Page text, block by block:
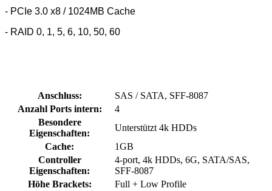
- PCIe 3.0 x8 / 1024MB Cache
- RAID 0, 1, 5, 6, 10, 50, 60
Anschluss:
SAS / SATA, SFF-8087
Anzahl Ports intern:
4
Besondere
Eigenschaften:
Unterstützt 4k HDDs
Cache:
1GB
Controller
Eigenschaften:
4-port, 4k HDDs, 6G, SATA/SAS,
SFF-8087
Höhe Brackets:
Full + Low Profile